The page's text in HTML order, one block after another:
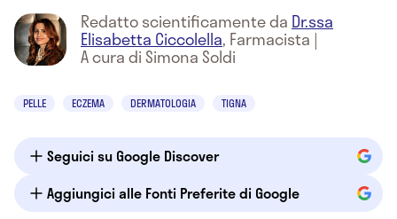
Redatto scientificamente da Dr.ssa
Elisabetta Ciccolella, Farmacista |
A cura di Simona Soldi
PELLE ECZEMA DERMATOLOGIA TIGNA
Seguici su Google Discover
Aggiungici alle Fonti Preferite di Google